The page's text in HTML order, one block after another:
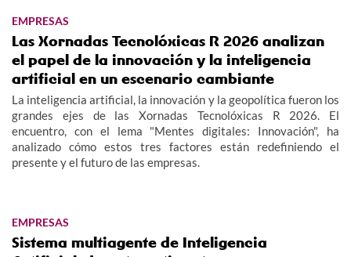
EMPRESAS
Las Xornadas Tecnolóxicas R 2026 analizan
el papel de la innovación y la inteligencia
artificial en un escenario cambiante
La inteligencia artificial, la innovación y la geopolítica fueron los
grandes ejes de las Xornadas Tecnolóxicas R 2026. El
encuentro, con el lema "Mentes digitales: Innovación", ha
analizado cómo estos tres factores están redefiniendo el
presente y el futuro de las empresas.
EMPRESAS
Sistema multiagente de Inteligencia